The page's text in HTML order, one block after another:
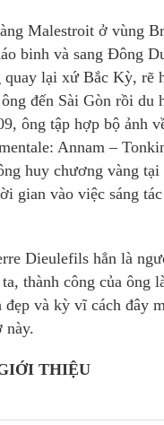
Malestroit ở vùng
binh và sang Đông
lại xứ Bắc Kỳ, rẽ
đến Sài Gòn rồi du
ông tập hợp bộ ảnh
Annam –
huy chương vàng
gian vào việc sáng
Dieulefils hẳn là
thành công của ông
và kỳ vĩ cách đây
này.
THIỆU